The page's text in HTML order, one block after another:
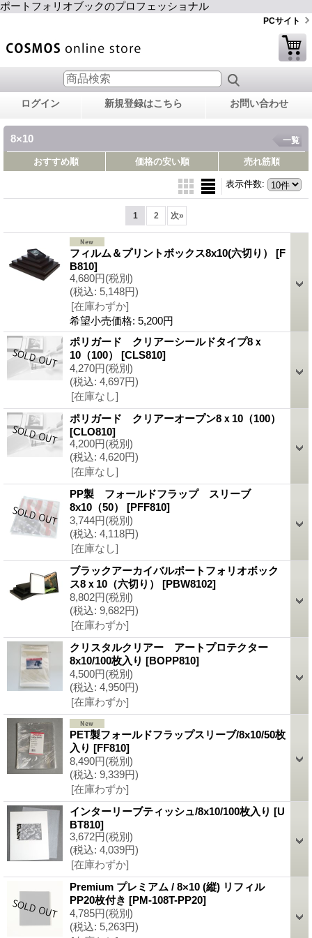
ポートフォリオブックのプロフェッショナル
PCサイト
ログイン 新規登録はこちら お問い合わせ
8×10 一覧
おすすめ順 価格の安い順 売れ筋順
表示件数:
1 2 次»
フィルム＆プリントボックス8x10(六切り） [F
B810]
4,680円(税別)
(税込: 5,148円)
[在庫わずか]
希望小売価格: 5,200円
ポリガード クリアーシールドタイプ8ｘ
10（100） [CLS810]
4,270円(税別)
(税込: 4,697円)
[在庫なし]
ポリガード クリアーオープン8ｘ10（100）
[CLO810]
4,200円(税別)
(税込: 4,620円)
[在庫なし]
PP製 フォールドフラップ スリーブ
8x10（50） [PFF810]
3,744円(税別)
(税込: 4,118円)
[在庫なし]
ブラックアーカイバルポートフォリオボック
ス8ｘ10（六切り） [PBW8102]
8,802円(税別)
(税込: 9,682円)
[在庫わずか]
クリスタルクリアー アートプロテクター
8x10/100枚入り [BOPP810]
4,500円(税別)
(税込: 4,950円)
[在庫わずか]
PET製フォールドフラップスリーブ/8x10/50枚
入り [FF810]
8,490円(税別)
(税込: 9,339円)
[在庫わずか]
インターリーブティッシュ/8x10/100枚入り [U
BT810]
3,672円(税別)
(税込: 4,039円)
[在庫わずか]
Premium プレミアム / 8×10 (縦) リフィル
PP20枚付き [PM-108T-PP20]
4,785円(税別)
(税込: 5,263円)